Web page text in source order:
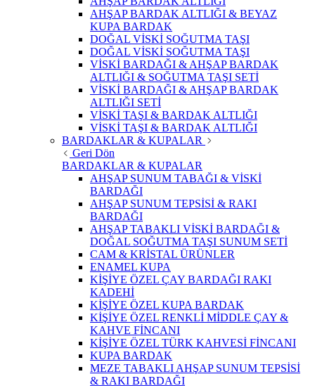
AHŞAP BARDAK ALTLIĞI & BEYAZ
KUPA BARDAK
DOĞAL VİSKİ SOĞUTMA TAŞI
DOĞAL VİSKİ SOĞUTMA TAŞI
VİSKİ BARDAĞI & AHŞAP BARDAK
ALTLIĞI & SOĞUTMA TAŞI SETİ
VİSKİ BARDAĞI & AHŞAP BARDAK
ALTLIĞI SETİ
VİSKİ TAŞI & BARDAK ALTLIĞI
VİSKİ TAŞI & BARDAK ALTLIĞI
BARDAKLAR & KUPALAR
Geri Dön
BARDAKLAR & KUPALAR
AHŞAP SUNUM TABAĞI & VİSKİ
BARDAĞI
AHŞAP SUNUM TEPSİSİ & RAKI
BARDAĞI
AHŞAP TABAKLI VİSKİ BARDAĞI &
DOĞAL SOĞUTMA TAŞI SUNUM SETİ
CAM & KRİSTAL ÜRÜNLER
ENAMEL KUPA
KİŞİYE ÖZEL ÇAY BARDAĞI RAKI
KADEHİ
KİŞİYE ÖZEL KUPA BARDAK
KİŞİYE ÖZEL RENKLİ MİDDLE ÇAY &
KAHVE FİNCANI
KİŞİYE ÖZEL TÜRK KAHVESİ FİNCANI
KUPA BARDAK
MEZE TABAKLI AHŞAP SUNUM TEPSİSİ
& RAKI BARDAĞI